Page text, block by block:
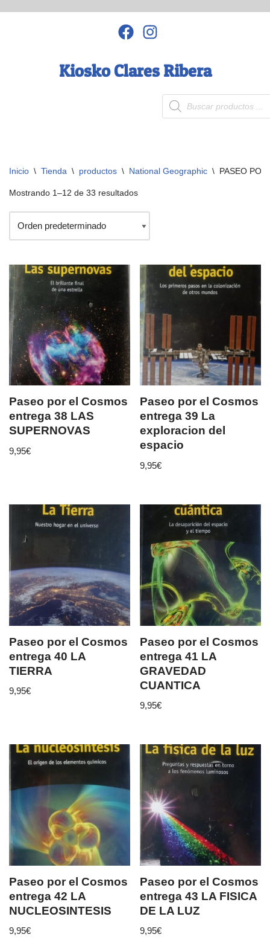
Kiosko Clares Ribera
Inicio \ Tienda \ productos \ National Geographic \ PASEO
Mostrando 1–12 de 33 resultados
Paseo por el Cosmos
entrega 38 LAS
SUPERNOVAS
9,95€
Paseo por el Cosmos
entrega 39 La
exploracion del
espacio
9,95€
Paseo por el Cosmos
entrega 40 LA
TIERRA
9,95€
Paseo por el Cosmos
entrega 41 LA
GRAVEDAD
CUANTICA
9,95€
Paseo por el Cosmos
entrega 42 LA
NUCLEOSINTESIS
9,95€
Paseo por el Cosmos
entrega 43 LA FISICA
DE LA LUZ
9,95€